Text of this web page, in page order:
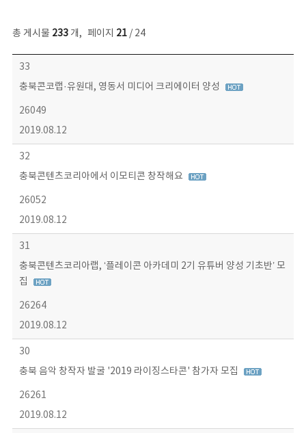
총 게시물 233개, 페이지 21/ 24
보도자료 목록 - 번호, 제목, 작성자, 파일, 조회수, 작성일 정보 제공
33
충북콘코랩·유원대, 영동서 미디어 크리에이터 양성
26049
2019.08.12
32
충북콘텐츠코리아에서 이모티콘 창작해요
26052
2019.08.12
31
충북콘텐츠코리아랩, ‘플레이콘 아카데미 2기 유튜버 양성 기초반’ 모
집
26264
2019.08.12
30
충북 음악 창작자 발굴 '2019 라이징스타콘' 참가자 모집
26261
2019.08.12